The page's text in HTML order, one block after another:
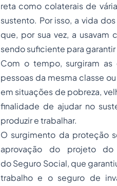
reta como colaterais de
sustento. Por isso, a vida
que, por sua vez, a usavam
sendo suficiente para
Com o tempo, surgiram as
pessoas da mesma classe
em situações de pobreza,
finalidade de ajudar no
produzir e trabalhar.
O surgimento da proteção
aprovação do projeto
doSeguro Social, que
trabalho e o seguro de